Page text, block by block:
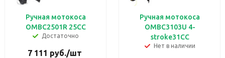
Ручная мотокоса
ОМBC2501R 25CC
Достаточно
7 111 руб./шт
Ручная мотокоса
ОМBC3103U 4-
stroke31CC
Нет в наличии